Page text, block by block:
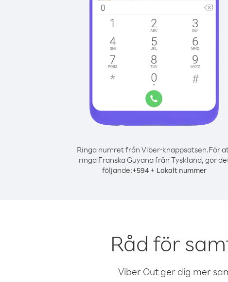
Ringa numret från Viber-knappsatsen.För
ringa Franska Guyana från Tyskland, gör
följande:+594+ Lokalt nummer
Råd för
Viber Out ger dig mer